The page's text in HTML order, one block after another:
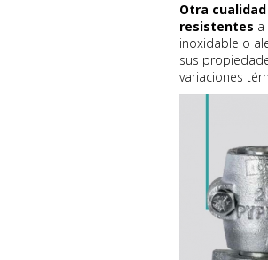
Otra
resistentes
inoxidable o
sus
variaciones